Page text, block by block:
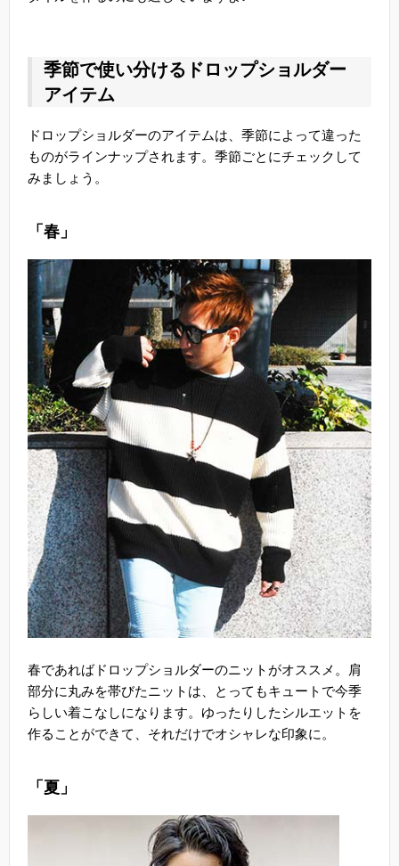
季節で使い分けるドロップショルダー
アイテム
ドロップショルダーのアイテムは、季節によって違った
ものがラインナップされます。季節ごとにチェックして
みましょう。
「春」
春であればドロップショルダーのニットがオススメ。肩
部分に丸みを帯びたニットは、とってもキュートで今季
らしい着こなしになります。ゆったりしたシルエットを
作ることができて、それだけでオシャレな印象に。
「夏」